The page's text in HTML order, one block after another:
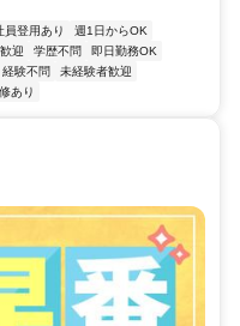
員登用あり
週1日からOK
迎 学歴不問
即日勤務OK
経験不問
未経験者歓迎
あり